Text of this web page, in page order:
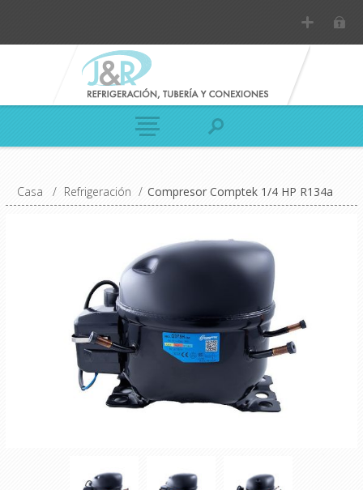
Casa / Refrigeración / Compresor Comptek 1/4 HP R134a